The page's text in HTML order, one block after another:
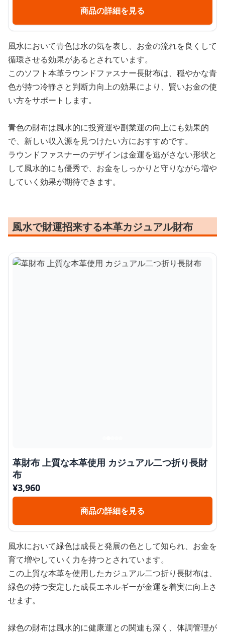
商品の詳細を見る
風水において青色は水の気を表し、お金の流れを良くして
循環させる効果があるとされています。
このソフト本革ラウンドファスナー長財布は、穏やかな青
色が持つ冷静さと判断力向上の効果により、賢いお金の使
い方をサポートします。
青色の財布は風水的に投資運や副業運の向上にも効果的
で、新しい収入源を見つけたい方におすすめです。
ラウンドファスナーのデザインは金運を逃がさない形状と
して風水的にも優秀で、お金をしっかりと守りながら増や
していく効果が期待できます。
風水で財運招来する本革カジュアル財布
革財布 上質な本革使用 カジュアル二つ折り長財
布
¥3,960
商品の詳細を見る
風水において緑色は成長と発展の色として知られ、お金を
育て増やしていく力を持つとされています。
この上質な本革を使用したカジュアル二つ折り長財布は、
緑色の持つ安定した成長エネルギーが金運を着実に向上さ
せます。
緑色の財布は風水的に健康運との関連も深く、体調管理が